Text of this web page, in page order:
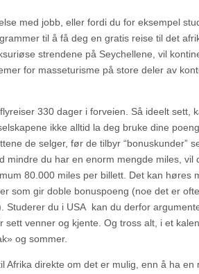
med jobb, eller fordi du for eksempel
til å få deg en gratis reise til det
strendene på Seychellene, vil
for masseturisme på store deler av
330 dager i forveien. Så ideelt sett,
ikke alltid la deg bruke dine
de selger, før de tilbyr “bonuskunder”
mindre du har en enorm mengde miles,
80.000 miles per billett. Det kan
som gir doble bonuspoeng (noe det er
Studerer du i USA kan du derfor
sett venner og kjente. Og tross alt, i et
og sommer.
Afrika direkte om det er mulig, enn å ha